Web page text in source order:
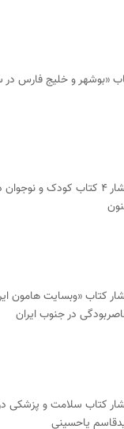
«بوشهر و خلیج فارس در سال ۱۸۲۸»
انتشار ۴ کتاب کودک و
کتاب «وبسایت هامون
در جنوب ایران
کتاب سلامت و پزشکی
یاحسینی